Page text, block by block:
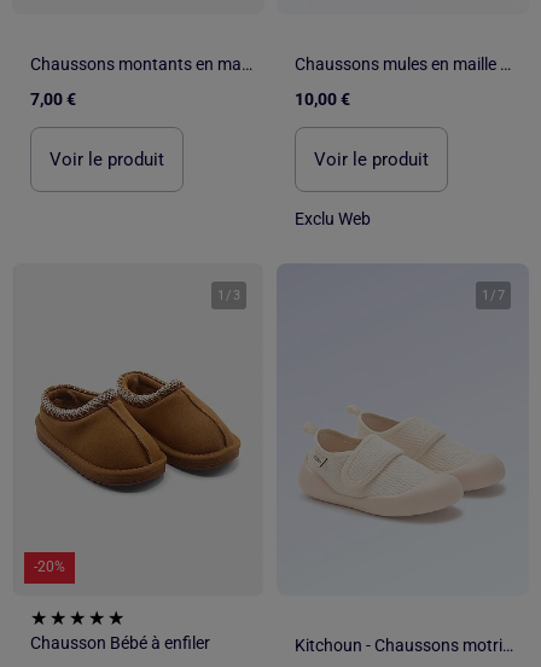
Chaussons montants en maille
7,00 €
Voir le produit
Chaussons mules en maille bouclette
10,00 €
Voir le produit
Exclu Web
1 / 3
-20%
Chausson Bébé à enfiler
1 /7
Kitchoun - Chaussons motricité 4 'marcher'